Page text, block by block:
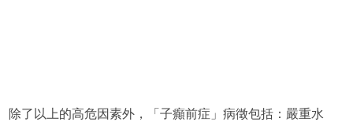
除了以上的高危因素外，「子癲前症」病徵包括：嚴重水